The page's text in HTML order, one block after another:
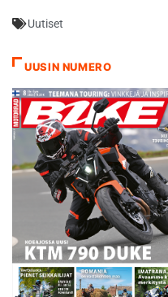
näköisen kerroksen alla oli
johdosta liukasta, mutta
muuten rata oli täydellisessä
kunnossa. Päijänteen
sohjojen…
Uutiset
UUSIN NUMERO